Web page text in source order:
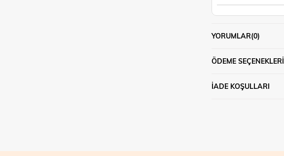
YORUMLAR(0)
ÖDEME SEÇENEKLERI
İADE KOŞULLARI